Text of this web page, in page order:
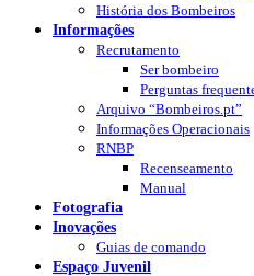
História dos Bombeiros
Informações
Recrutamento
Ser bombeiro
Perguntas
Arquivo “Bombeiros.pt”
Informações Operacionais
RNBP
Recenseamento
Manual
Fotografia
Inovações
Guias de comando
Espaço Juvenil